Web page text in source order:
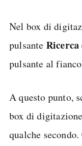
Nel box di
pulsante
pulsante al
A questo punto,
box di
qualche